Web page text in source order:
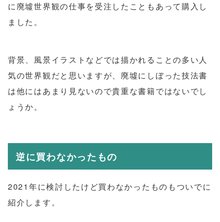
に廃墟世界観の仕事を受注したこともあって購入し
ました。
背景、風景イラストなどでは描かれることの多い人
気の世界観だと思いますが、廃墟にしぼった技法書
は他にはあまり見ないので貴重な書籍ではないでし
ょうか。
逆に買わなかったもの
2021年に検討したけど買わなかったものもついでに
紹介します。